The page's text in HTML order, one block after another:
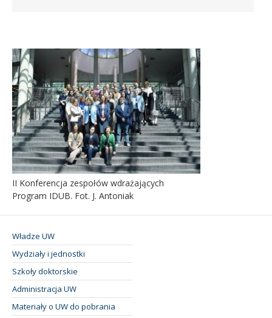
II Konferencja zespołów wdrażających
Program IDUB. Fot. J. Antoniak
Władze UW
Wydziały i jednostki
Szkoły doktorskie
Administracja UW
Materiały o UW do pobrania